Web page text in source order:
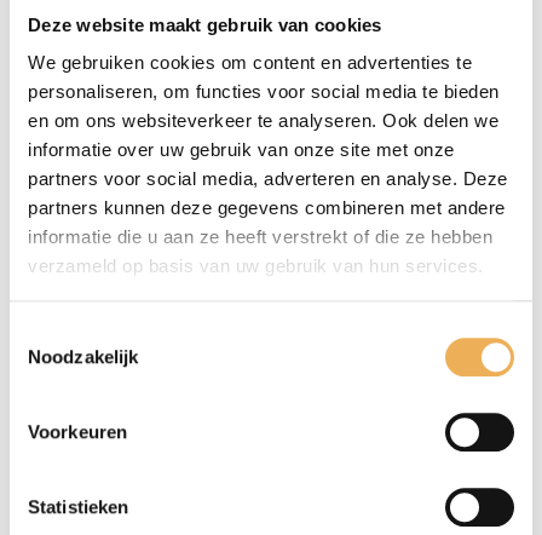
Deze website maakt gebruik van cookies
We gebruiken cookies om content en advertenties te
personaliseren, om functies voor social media te bieden
en om ons websiteverkeer te analyseren. Ook delen we
informatie over uw gebruik van onze site met onze
partners voor social media, adverteren en analyse. Deze
partners kunnen deze gegevens combineren met andere
informatie die u aan ze heeft verstrekt of die ze hebben
verzameld op basis van uw gebruik van hun services.
Noodzakelijk
Voorkeuren
Statistieken
het meubel nabehandelen met antiekwas of
antivlekwas om te beschermen tegen vocht
en vuil.
Het te behandelen oppervlak vooraf schuren
en vervolgens het schuurstof zorgvuldig
verwijderen. Het oppervlak dient schoon en
vetvrij te zijn. Voor gebruik goed oproeren
of schudden. De wasbeits aanbrengen met
verdelen met een doek of spons. Als de beits
en harde borstel uitborstelen.
Altijd eerst een proefstukje opzetten.